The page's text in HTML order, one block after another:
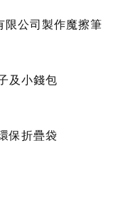
限公司製作魔擦筆
及小錢包
保折疊袋